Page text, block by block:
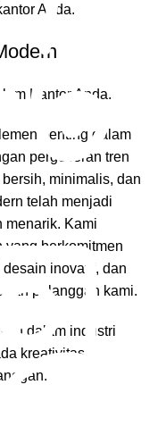
Anda.
Kantor Anda.
penting dalam
pergeseran tren
minimalis, dan
telah menjadi
menarik. Kami
yang berkomitmen
desain inovatif, dan
pelanggan kami.
dalam industri
kreativitas,